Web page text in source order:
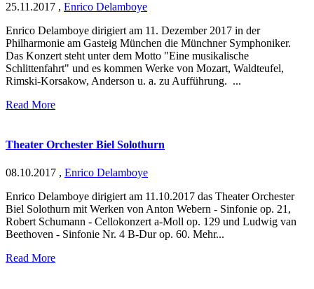
25.11.2017 , Enrico Delamboye
Enrico Delamboye dirigiert am 11. Dezember 2017 in der
Philharmonie am Gasteig München die Münchner Symphoniker.
Das Konzert steht unter dem Motto "Eine musikalische
Schlittenfahrt" und es kommen Werke von Mozart, Waldteufel,
Rimski-Korsakow, Anderson u. a. zu Aufführung. ...
Read More
Theater Orchester Biel Solothurn
08.10.2017 , Enrico Delamboye
Enrico Delamboye dirigiert am 11.10.2017 das Theater Orchester
Biel Solothurn mit Werken von Anton Webern - Sinfonie op. 21,
Robert Schumann - Cellokonzert a-Moll op. 129 und Ludwig van
Beethoven - Sinfonie Nr. 4 B-Dur op. 60. Mehr...
Read More